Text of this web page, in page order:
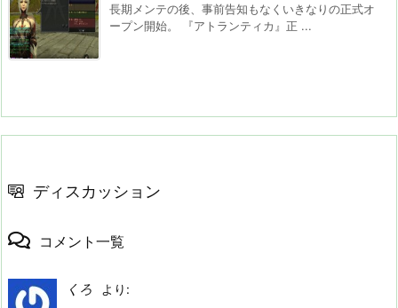
長期メンテの後、事前告知もなくいきなりの正式オ
ープン開始。 『アトランティカ』正 ...
ディスカッション
コメント一覧
くろ
より: